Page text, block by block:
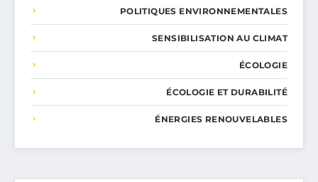
POLITIQUES ENVIRONNEMENTALES
SENSIBILISATION AU CLIMAT
ÉCOLOGIE
ÉCOLOGIE ET DURABILITÉ
ÉNERGIES RENOUVELABLES